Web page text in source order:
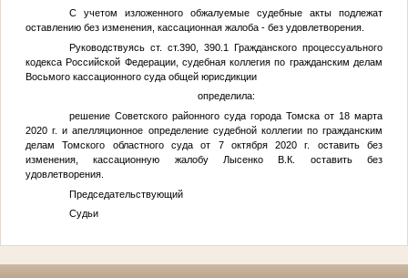
С учетом изложенного обжалуемые судебные акты подлежат
оставлению без изменения, кассационная жалоба - без удовлетворения.
Руководствуясь ст. ст.390, 390.1 Гражданского процессуального
кодекса Российской Федерации, судебная коллегия по гражданским делам
Восьмого кассационного суда общей юрисдикции
определила:
решение Советского районного суда города Томска от 18 марта
2020 г. и апелляционное определение судебной коллегии по гражданским
делам Томского областного суда от 7 октября 2020 г. оставить без
изменения, кассационную жалобу Лысенко В.К. оставить без
удовлетворения.
Председательствующий
Судьи